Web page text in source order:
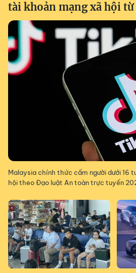
tài khoản mạng xã hội từ
Malaysia chính thức cấm người dưới 16
hội theo Đạo luật An toàn trực tuyến